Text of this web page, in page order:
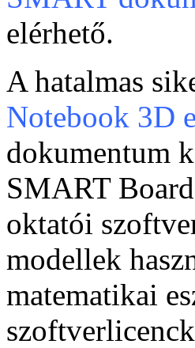
elérhető.
A hatalmas
Notebook 3D
dokumentum
SMART
oktatói
modellek
matematikai